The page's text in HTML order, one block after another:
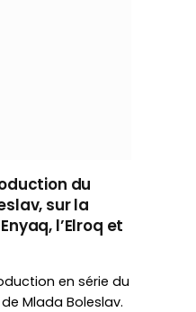
du
sur la
l’Elroq et
en série du
Mlada Boleslav.